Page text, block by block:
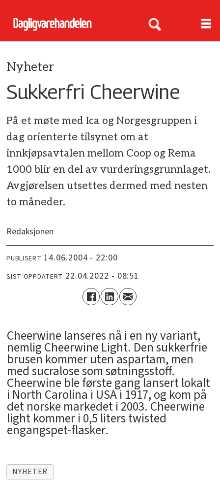
Nyheter
Sukkerfri Cheerwine
På et møte med Ica og Norgesgruppen i
dag orienterte tilsynet om at
innkjøpsavtalen mellom Coop og Rema
1000 blir en del av vurderingsgrunnlaget.
Avgjørelsen utsettes dermed med nesten
to måneder.
Redaksjonen
PUBLISERT 14.06.2004 - 22:00
SIST OPPDATERT 22.04.2022 - 08:51
Cheerwine lanseres nå i en ny variant,
nemlig Cheerwine Light. Den sukkerfrie
brusen kommer uten aspartam, men
med sucralose som søtningsstoff.
Cheerwine ble første gang lansert lokalt
i North Carolina i USA i 1917, og kom på
det norske markedet i 2003. Cheerwine
light kommer i 0,5 liters twisted
engangspet-flasker.
NYHETER